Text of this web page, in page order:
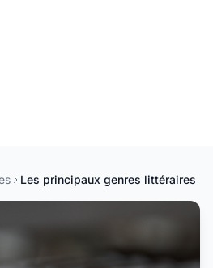
Les principaux genres littéraires